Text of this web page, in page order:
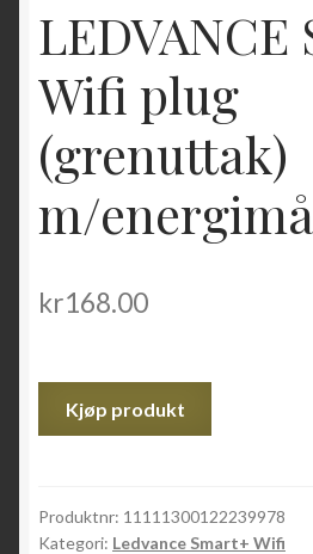
Wifi plug
(grenuttak)
m/
kr168.00
Kjøp produkt
Produktnr: 11111300122239978
Kategori: Ledvance Smart+ Wifi